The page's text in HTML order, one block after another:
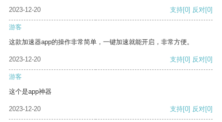
2023-12-20
支持[0] 反对[0]
游客
这款加速器app的操作非常简单，一键加速就能开启，非常方便。
2023-12-20 支持[0] 反对[0]
游客
这个是app神器
2023-12-20 支持[0] 反对[0]